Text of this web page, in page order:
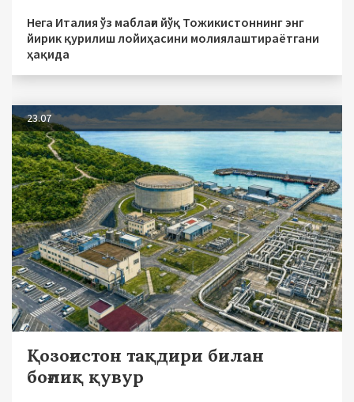
Нега Италия ўз маблағи йўқ Тожикистоннинг энг
йирик қурилиш лойиҳасини молиялаштираётгани
ҳақида
23.07
Қозоғистон тақдири билан
боғлиқ қувур